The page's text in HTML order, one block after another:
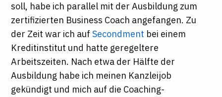
soll, habe ich parallel mit der Ausbildung zum
zertifizierten Business Coach angefangen. Zu
der Zeit war ich aufSecondment bei einem
Kreditinstitut und hatte geregeltere
Arbeitszeiten. Nach etwa der Hälfte der
Ausbildung habe ich meinen Kanzleijob
gekündigt und mich auf die Coaching-